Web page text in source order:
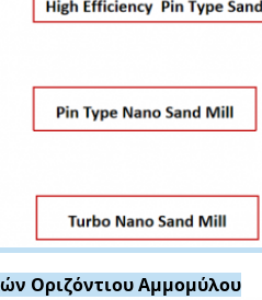
Οριζόντιου Αμμομύλου